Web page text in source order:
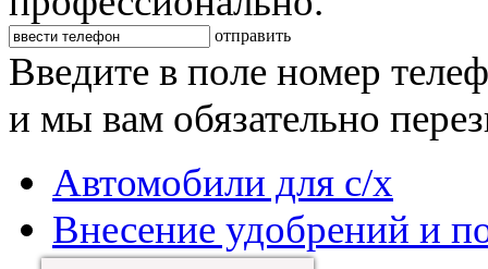
отправить
Введите в поле номер
и мы вам обязательно
Автомобили для с/х
Внесение удобрений и